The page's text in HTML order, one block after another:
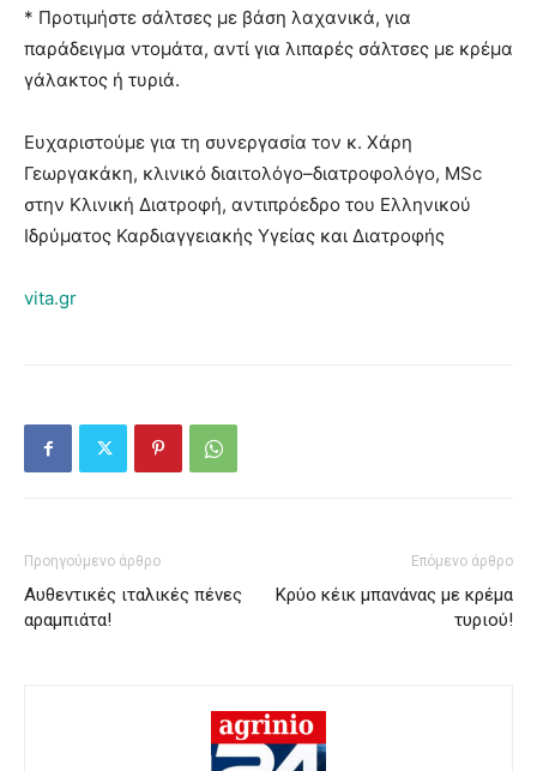
* Προτιμήστε σάλτσες με βάση λαχανικά, για
παράδειγμα ντομάτα, αντί για λιπαρές σάλτσες με κρέμα
γάλακτος ή τυριά.
Ευχαριστούμε για τη συνεργασία τον κ. Χάρη
Γεωργακάκη, κλινικό διαιτολόγο–διατροφολόγο, MSc
στην Κλινική Διατροφή, αντιπρόεδρο του Ελληνικού
Ιδρύματος Καρδιαγγειακής Υγείας και Διατροφής
vita.gr
Προηγούμενο άρθρο
Αυθεντικές ιταλικές πένες
αραμπιάτα!
Επόμενο άρθρο
Κρύο κέικ μπανάνας με κρέμα
τυριού!